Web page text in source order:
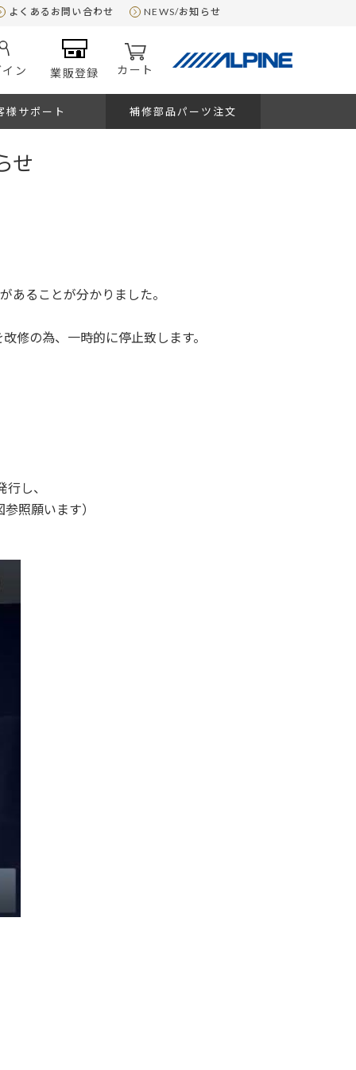
よくあるお問い合わせ NEWS/お知らせ
ン 業販登録 カート
様サポート 補修部品パーツ注文
せ
あることが分かりました。
修の為、一時的に停止致します。
し、
照願います）